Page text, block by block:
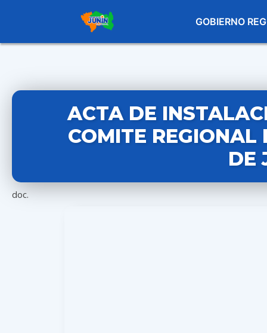
GOBIERNO
ACTA DE
COMITE
DE
doc.